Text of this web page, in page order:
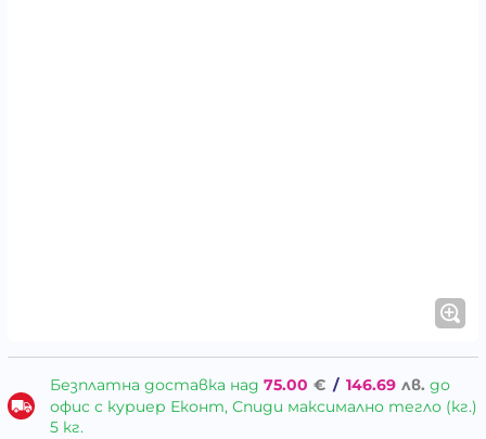
Безплатна доставка над 75.00 € / 146.69 лв. до
офис с куриер Еконт, Спиди максимално тегло (кг.)
5 кг.